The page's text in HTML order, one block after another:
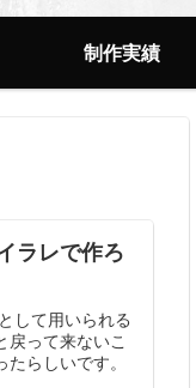
制作実績
ラレで作ろ
して用いられる
戻って来ないこ
らしいです。